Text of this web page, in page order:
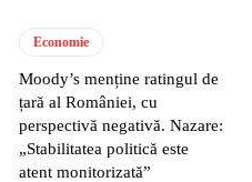
Economie
Moody’s menține ratingul de
țară al României, cu
perspectivă negativă. Nazare:
„Stabilitatea politică este
atent monitorizată”